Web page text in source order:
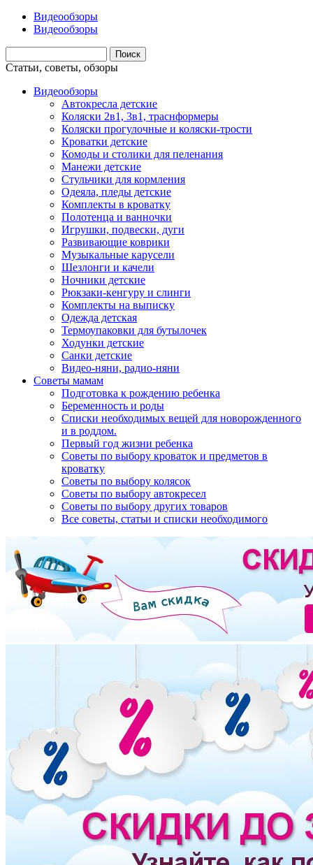
Видеообзоры
Видеообзоры
Статьи, советы, обзоры
Видеообзоры
Автокресла детские
Коляски 2в1, 3в1, траснформеры
Коляски прогулочные и коляски-трости
Кроватки детские
Комоды и столики для пеленания
Манежи детские
Стульчики для кормления
Одеяла, пледы детские
Комплекты в кроватку
Полотенца и ванночки
Игрушки, подвески, дуги
Развивающие коврики
Музыкальные карусели
Шезлонги и качели
Ночники детские
Рюкзаки-кенгуру и слинги
Комплекты на выписку
Одежда детская
Термоупаковки для бутылочек
Ходунки детские
Санки детские
Видео-няни, радио-няни
Советы мамам
Подготовка к рождению ребенка
Беременность и роды
Списки необходимых вещей для новорожденного
и в роддом.
Первый год жизни ребенка
Советы по выбору кроваток и предметов в
кроватку
Советы по выбору колясок
Советы по выбору автокресел
Советы по выбору других товаров
Все советы, статьи и списки необходимого